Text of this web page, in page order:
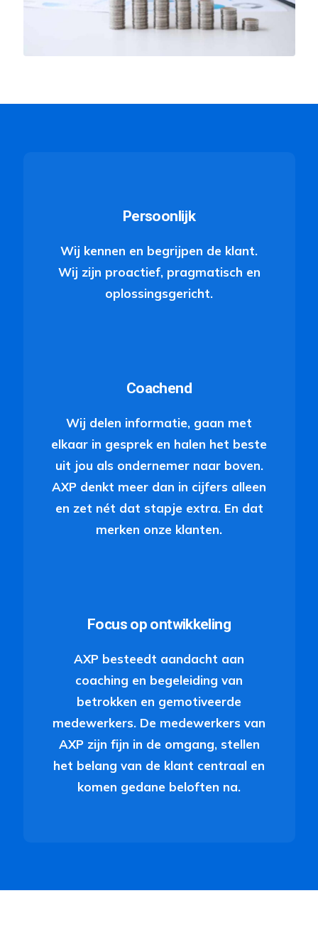
Persoonlijk
Wij kennen en begrijpen de klant.
Wij zijn proactief, pragmatisch en
oplossingsgericht.
Coachend
Wij delen informatie, gaan met
elkaar in gesprek en halen het beste
uit jou als ondernemer naar boven.
AXP denkt meer dan in cijfers alleen
en zet nét dat stapje extra. En dat
merken onze klanten.
Focus op ontwikkeling
AXP besteedt aandacht aan
coaching en begeleiding van
betrokken en gemotiveerde
medewerkers. De medewerkers van
AXP zijn fijn in de omgang, stellen
het belang van de klant centraal en
komen gedane beloften na.